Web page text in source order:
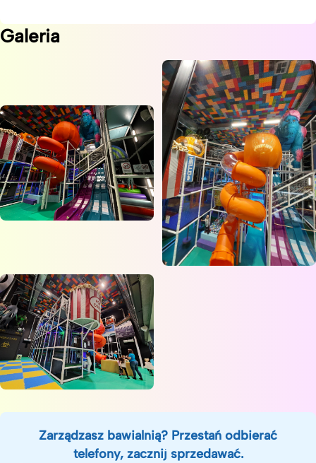
Galeria
Zarządzasz bawialnią? Przestań odbierać
telefony, zacznij sprzedawać.